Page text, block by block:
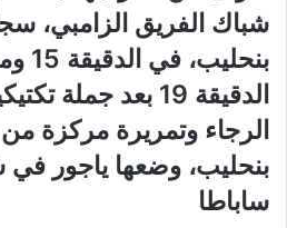
شباك الفريق الزامبي،
الدقيقة 19 بعد
الرجاء وتمريرة مركزة
بنحليب، وضعها ياجور
ساباطا